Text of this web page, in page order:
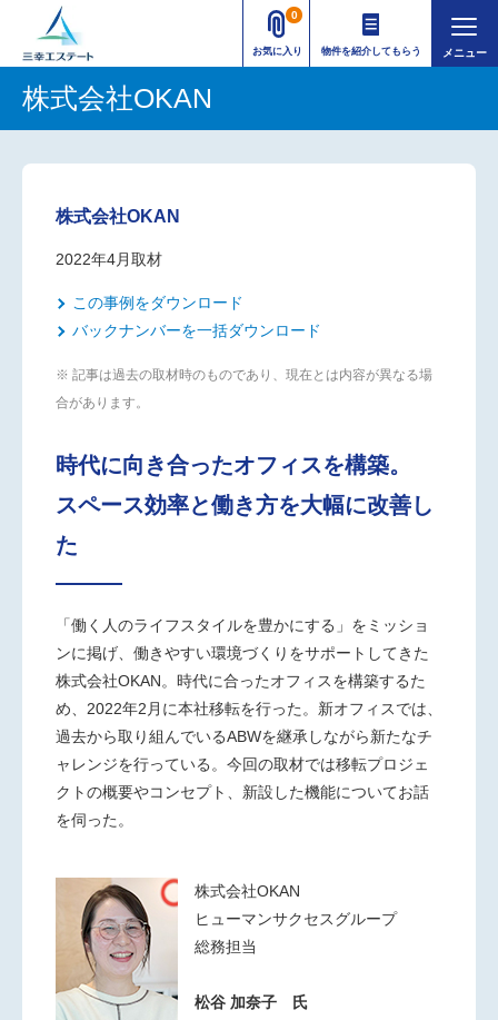
お気に入り
0
物件を紹介してもらう
株式会社OKAN
株式会社OKAN
2022年4月取材
この事例をダウンロード
バックナンバーを一括ダウンロード
※ 記事は過去の取材時のものであり、現在とは内容が異なる場
合があります。
時代に向き合ったオフィスを構築。
スペース効率と働き方を大幅に改善し
た
「働く人のライフスタイルを豊かにする」をミッショ
ンに掲げ、働きやすい環境づくりをサポートしてきた
株式会社OKAN。時代に合ったオフィスを構築するた
め、2022年2月に本社移転を行った。新オフィスでは、
過去から取り組んでいるABWを継承しながら新たなチ
ャレンジを行っている。今回の取材では移転プロジェ
クトの概要やコンセプト、新設した機能についてお話
を伺った。
株式会社OKAN
ヒューマンサクセスグループ
総務担当
松谷 加奈子 氏